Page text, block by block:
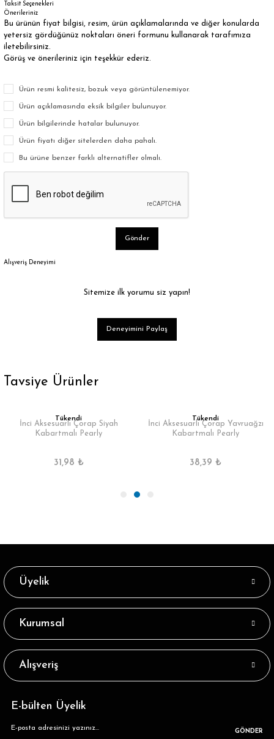
Taksit Seçenekleri
Önerileriniz
Bu ürünün fiyat bilgisi, resim, ürün açıklamalarında ve diğer konularda
yetersiz gördüğünüz noktaları öneri formunu kullanarak tarafımıza
iletebilirsiniz.
Görüş ve önerileriniz için teşekkür ederiz.
Ürün resmi kalitesiz, bozuk veya görüntülenemiyor.
Ürün açıklamasında eksik bilgiler bulunuyor.
Ürün bilgilerinde hatalar bulunuyor.
Ürün fiyatı diğer sitelerden daha pahalı.
Bu ürüne benzer farklı alternatifler olmalı.
Gönder
Alışveriş Deneyimi
Sitemize ilk yorumu siz yapın!
Deneyimini Paylaş
Tavsiye Ürünler
Tükendi
İnci Aksesuarlı Çorap Siyah
Kabartmalı Pearly
31,98 ₺
Tükendi
İnci Aksesuarlı Çorap Yavruağzı
Kabartmalı Pearly
38,39 ₺
Üyelik
Kurumsal
Alışveriş
E-bülten Üyelik
GÖNDER